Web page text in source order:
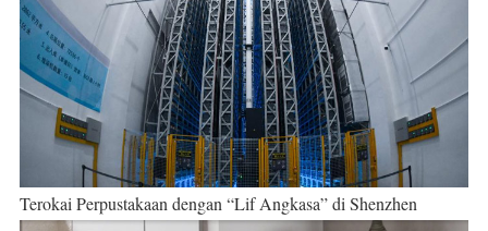
Terokai Perpustakaan dengan “Lif Angkasa” di Shenzhen